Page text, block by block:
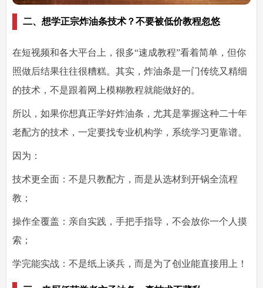
二、想学正宗炸油条技术？不要被低价教程忽悠
在短视频和各大平台上，很多“速成教程”看着简单，但你
照做后结果往往很糟糕。其实，炸油条是一门传统又精细
的技术， 不是跟着网上模糊教程就能做好的。
所以，如果你想真正学好炸油条，尤其是掌握这种二十年
老配方的技术， 一定要找专业机构学，系统学习更靠谱。
因为：
技术更全面 ：不是只教配方，而是从选材到开锅全流程
教；
操作全覆盖 ：亲自实践，手把手指导，不会放你一个人摸
索；
学完能实战 ：不是纸上谈兵，而是为了创业能直接用上！